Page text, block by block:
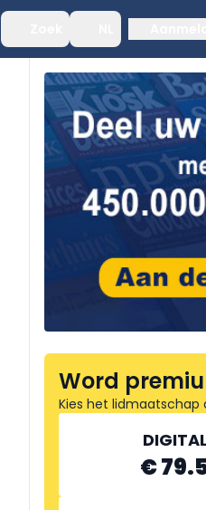
Word
Kies het lidmaatschap
€